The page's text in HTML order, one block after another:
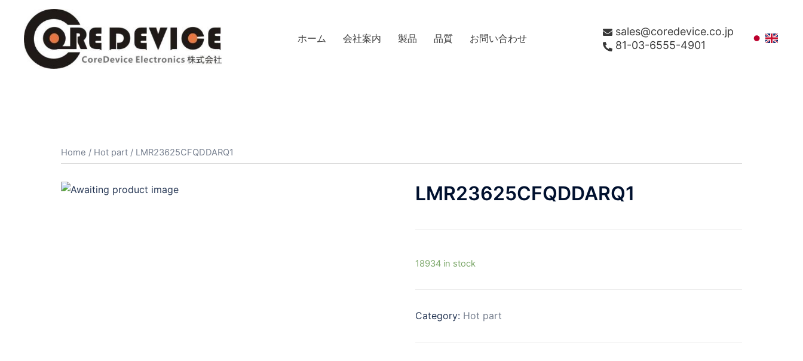
ホーム 会社案内 製品 品質 お問い合わせ
sales@coredevice.co.jp
81-03-6555-4901
Home / Hot part / LMR23625CFQDDARQ1
LMR23625CFQDDARQ1
18934 in stock
Category: Hot part